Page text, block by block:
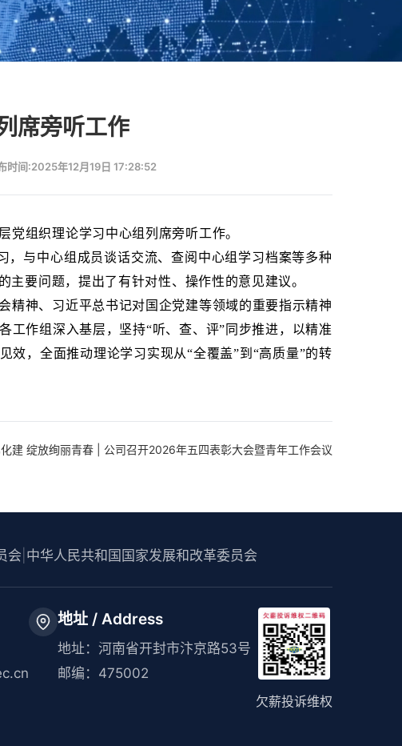
席旁听工作
时间:2025年12月19日 17:28:52
组织理论学习中心组列席旁听工作。
与中心组成员谈话交流、查阅中心组学习档案等多种
要问题，提出了有针对性、操作性的意见建议。
精神、习近平总书记对国企党建等领域的重要指示精神
工作组深入基层，坚持“听、查、评”同步推进，以精准
，全面推动理论学习实现从“全覆盖”到“高质量”的转
建 绽放绚丽青春 | 公司召开2026年五四表彰大会暨青年工作会议
会 中华人民共和国国家发展和改革委员会
地址 / Address
地址：河南省开封市汴京路53号
邮编：475002
欠薪投诉维权